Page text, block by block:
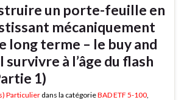
un porte-feuille en
mécaniquement
long terme – le buy and
à l’âge du flash
1)
Particulier dans la catégorieBAD ETF 5-100